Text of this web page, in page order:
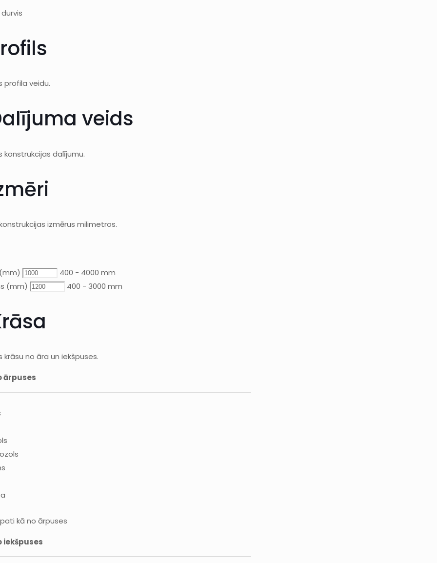
profila veidu.
veids
konstrukcijas dalījumu.
izmērus milimetros.
400 - 4000 mm
(mm)
400 - 3000 mm
krāsu no āra un iekšpuses.
ārpuses
kā no ārpuses
iekšpuses